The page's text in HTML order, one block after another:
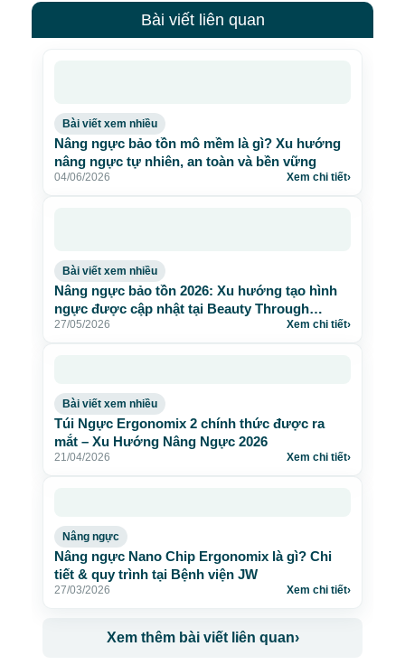
Bài viết liên quan
Bài viết xem nhiều
Nâng ngực bảo tồn mô mềm là gì? Xu hướng
nâng ngực tự nhiên, an toàn và bền vững
04/06/2026 Xem chi tiết›
Bài viết xem nhiều
Nâng ngực bảo tồn 2026: Xu hướng tạo hình
ngực được cập nhật tại Beauty Through
Science
27/05/2026 Xem chi tiết›
Bài viết xem nhiều
Túi Ngực Ergonomix 2 chính thức được ra
mắt – Xu Hướng Nâng Ngực 2026
21/04/2026 Xem chi tiết›
Nâng ngực
Nâng ngực Nano Chip Ergonomix là gì? Chi
tiết & quy trình tại Bệnh viện JW
27/03/2026 Xem chi tiết›
Xem thêm bài viết liên quan›